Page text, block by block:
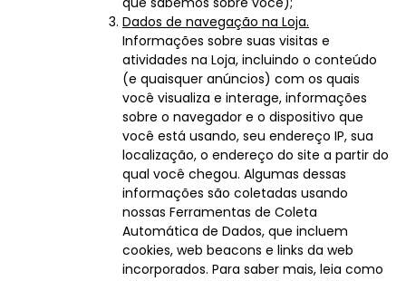
Dados de navegação na Loja.
Informações sobre suas visitas e
atividades na Loja, incluindo o conteúdo
(e quaisquer anúncios) com os quais
você visualiza e interage, informações
sobre o navegador e o dispositivo que
você está usando, seu endereço IP, sua
localização, o endereço do site a partir do
qual você chegou. Algumas dessas
informações são coletadas usando
nossas Ferramentas de Coleta
Automática de Dados, que incluem
cookies, web beacons e links da web
incorporados. Para saber mais, leia como